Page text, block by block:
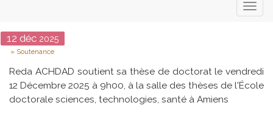
Date
12 déc 2025
Type
Soutenance
Reda ACHDAD soutient sa thèse de doctorat le vendredi
12 Décembre 2025 à 9h00, à la salle des thèses de l'École
doctorale sciences, technologies, santé à Amiens